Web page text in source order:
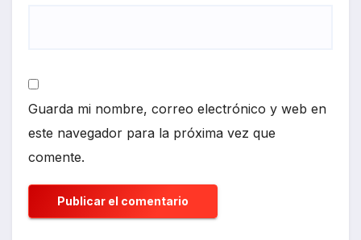
Guarda mi nombre, correo electrónico y web en
este navegador para la próxima vez que
comente.